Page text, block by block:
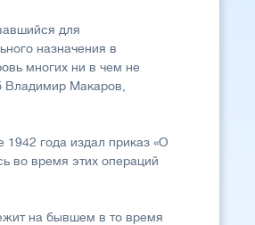
для
назначения в
многих ни в чем не
Владимир Макаров,
1942 года издал приказ «О
во время этих операций
на бывшем в то время